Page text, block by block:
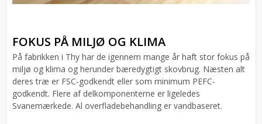
FOKUS PÅ MILJØ OG KLIMA
På fabrikken i Thy har de igennem mange år haft stor fokus på
miljø og klima og herunder bæredygtigt skovbrug. Næsten alt
deres træ er FSC-godkendt eller som minimum PEFC-
godkendt. Flere af delkomponenterne er ligeledes
Svanemærkede. Al overfladebehandling er vandbaseret.